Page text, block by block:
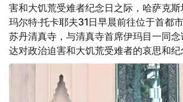
害和大饥荒受难者纪念日之际，哈萨克
玛尔特·托卡耶夫31日早晨前往位于首都
苏丹清真寺，与清真寺首席伊玛目一同
达对政治迫害和大饥荒受难者的哀思和纪